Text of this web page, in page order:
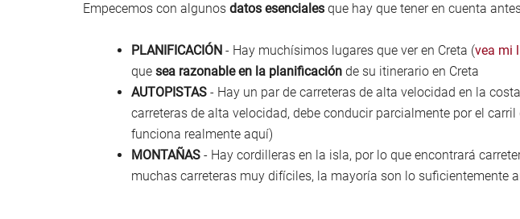
Empecemos con algunos datos esenciales que hay que tener en cuenta
PLANIFICACIÓN - Hay muchísimos lugares que ver en Creta (vea mi
que sea razonable en la planificación de su itinerario en Creta
AUTOPISTAS - Hay un par de carreteras de alta velocidad en la
carreteras de alta velocidad, debe conducir parcialmente por el
funciona realmente aquí)
MONTAÑAS - Hay cordilleras en la isla, por lo que encontrará
muchas carreteras muy difíciles, la mayoría son lo suficientemente